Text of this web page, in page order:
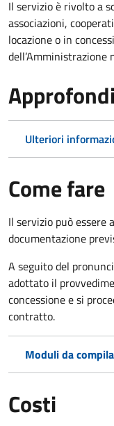
Il servizio è rivolto a
associazioni,
locazione o in
Ulteriori
Come fare
Il servizio può
documentazione
A seguito del
adottato il
concessione e si
contratto.
Moduli da
Costi